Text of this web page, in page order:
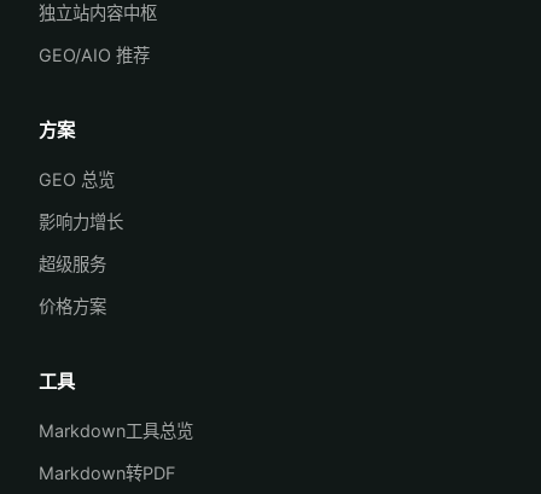
独立站内容中枢
GEO/AIO 推荐
方案
GEO 总览
影响力增长
超级服务
价格方案
工具
Markdown工具总览
Markdown转PDF